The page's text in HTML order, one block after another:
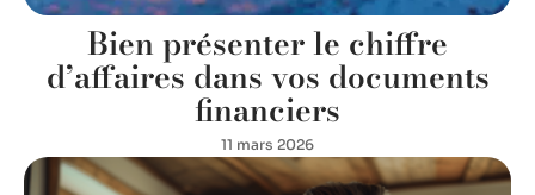
Bien présenter le chiffre
d’affaires dans vos documents
financiers
11 mars 2026